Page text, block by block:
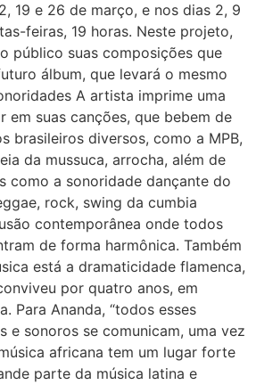
19 e 26 de março, e nos dias 2, 9
feiras, 19 horas. Neste projeto,
público suas composições que
álbum, que levará o mesmo
A artista imprime uma
em suas canções, que bebem de
brasileiros diversos, como a MPB,
da mussuca, arrocha, além de
como a sonoridade dançante do
rock, swing da cumbia
contemporânea onde todos
de forma harmônica. Também
está a dramaticidade flamenca,
por quatro anos, em
Para Ananda, “todos esses
e sonoros se comunicam, uma vez
africana tem um lugar forte
parte da música latina e